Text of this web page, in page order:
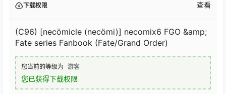
下载权限 查看
(C96) [necömicle (necömi)] necomix6 FGO &amp;
Fate series Fanbook (Fate/Grand Order)
您当前的等级为 游客
您已获得下载权限